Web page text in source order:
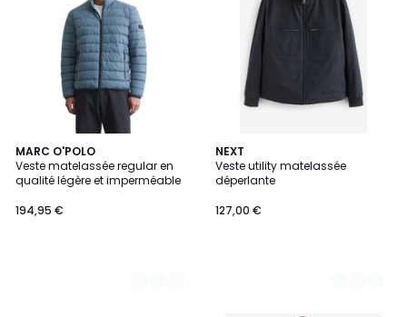
MARC O'POLO
Veste matelassée regular en
qualité légère et imperméable
194,95 €
2
Couleurs
NEXT
Veste utility matelassée
déperlante
127,00 €
2
Couleurs